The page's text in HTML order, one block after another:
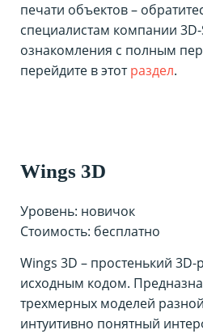
печати объектов –
специалистам компании
ознакомления с полным
перейдите в этотраздел.
Wings 3D
Уровень: новичок
Стоимость: бесплатно
Wings 3D – простенький
исходным кодом.
трехмерных моделей
интуитивно понятный